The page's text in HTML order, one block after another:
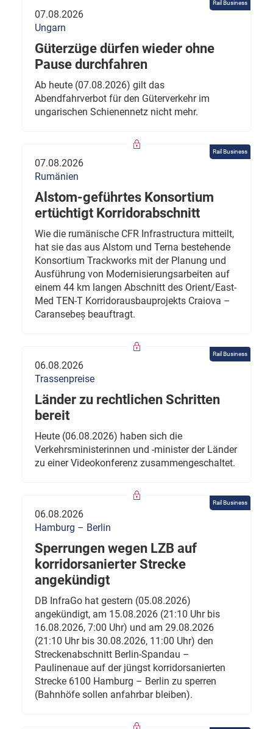
Rail Business
07.08.2026
Ungarn
Güterzüge dürfen wieder ohne
Pause durchfahren
Ab heute (07.08.2026) gilt das
Abendfahrverbot für den Güterverkehr im
ungarischen Schienennetz nicht mehr.
Rail Business
07.08.2026
Rumänien
Alstom-geführtes Konsortium
ertüchtigt Korridorabschnitt
Wie die rumänische CFR Infrastructura mitteilt,
hat sie das aus Alstom und Terna bestehende
Konsortium Trackworks mit der Planung und
Ausführung von Modernisierungsarbeiten auf
einem 44 km langen Abschnitt des Orient/East-
Med TEN-T Korridorausbauprojekts Craiova –
Caransebeș beauftragt.
Rail Business
06.08.2026
Trassenpreise
Länder zu rechtlichen Schritten
bereit
Heute (06.08.2026) haben sich die
Verkehrsministerinnen und -minister der Länder
zu einer Videokonferenz zusammengeschaltet.
Rail Business
06.08.2026
Hamburg – Berlin
Sperrungen wegen LZB auf
korridorsanierter Strecke
angekündigt
DB InfraGo hat gestern (05.08.2026)
angekündigt, am 15.08.2026 (21:10 Uhr bis
16.08.2026, 7:00 Uhr) und am 29.08.2026
(21:10 Uhr bis 30.08.2026, 11:00 Uhr) den
Streckenabschnitt Berlin-Spandau –
Paulinenaue auf der jüngst korridorsanierten
Strecke 6100 Hamburg – Berlin zu sperren
(Bahnhöfe sollen anfahrbar bleiben).